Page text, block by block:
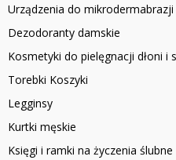
Urządzenia do mikrodermabrazji
Dezodoranty damskie
Kosmetyki do pielęgnacji dłoni i
Torebki Koszyki
Legginsy
Kurtki męskie
Księgi i ramki na życzenia ślubne